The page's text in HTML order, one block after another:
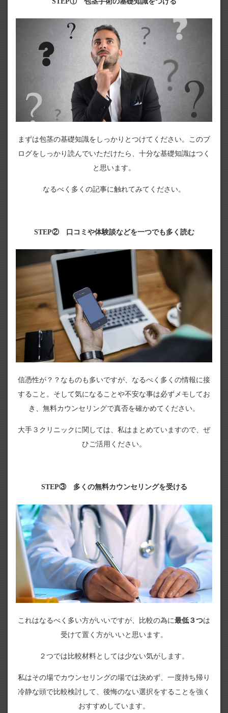
まずは包茎の基礎知識をしっかりとつけてください。このブ
ログをしっかり読んでいただけたら、十分な基礎知識はつく
と思います。
なるべく多くの記事に触れてみてください。
STEP② 口コミや体験談などを一つでも多く読む
信憑性が？？なものも多いですが、なるべく多くの情報に接
すること。そして気になることや不安な事は必ずメモしてお
き、無料カウンセリングで真否を確かめてください。
大手３クリニックに関しては、私はまとめていますので、ぜ
ひご活用ください。
STEP③ 多くの無料カウンセリングを受ける
これはなるべく多い方がいいですが、比較の為に最低３つは
受けて置く方がいいと思います。
２つでは比較材料としては少ない気がします。
私はその場でカウンセリングの場では決めず、一度持ち帰り
冷静な頭で比較検討して、後悔のない選択をすることを強く
おすすめしています。